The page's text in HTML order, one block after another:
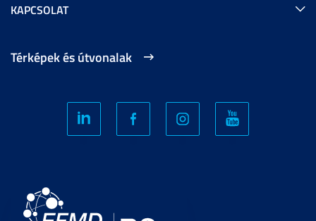
KAPCSOLAT
Térképek és útvonalak